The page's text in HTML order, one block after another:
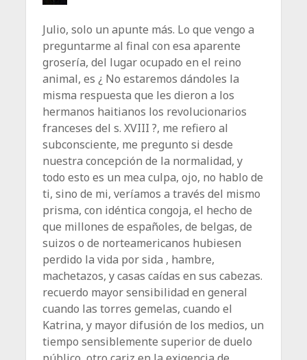
Julio, solo un apunte más. Lo que vengo a
preguntarme al final con esa aparente
grosería, del lugar ocupado en el reino
animal, es ¿ No estaremos dándoles la
misma respuesta que les dieron a los
hermanos haitianos los revolucionarios
franceses del s. XVIII ?, me refiero al
subconsciente, me pregunto si desde
nuestra concepción de la normalidad, y
todo esto es un mea culpa, ojo, no hablo de
ti, sino de mi, veríamos a través del mismo
prisma, con idéntica congoja, el hecho de
que millones de españoles, de belgas, de
suizos o de norteamericanos hubiesen
perdido la vida por sida , hambre,
machetazos, y casas caídas en sus cabezas.
recuerdo mayor sensibilidad en general
cuando las torres gemelas, cuando el
Katrina, y mayor difusión de los medios, un
tiempo sensiblemente superior de duelo